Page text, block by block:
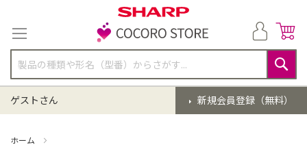
テ
ン
ツ
ス
キ
ッ
検
索
新規会員登録（無料）
ゲストさん
ホーム